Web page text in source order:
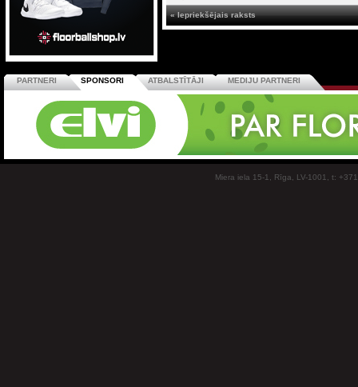
« Iepriekšējais raksts
PARTNERI SPONSORI ATBALSTĪTĀJI MEDIJU PARTNERI
Miera iela 15-1, Rīga, LV-1001, t: